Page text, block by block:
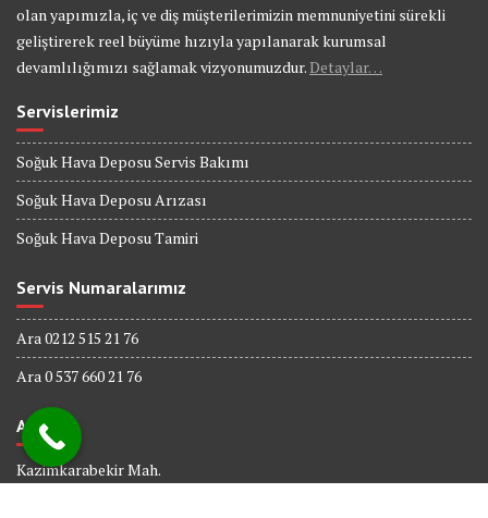
olan yapımızla, iç ve diş müşterilerimizin memnuniyetini sürekli
geliştirerek reel büyüme hızıyla yapılanarak kurumsal
devamlılığımızı sağlamak vizyonumuzdur. Detaylar…
Servislerimiz
Soğuk Hava Deposu Servis Bakımı
Soğuk Hava Deposu Arızası
Soğuk Hava Deposu Tamiri
Servis Numaralarımız
Ara 0212 515 21 76
Ara 0 537 660 21 76
Adres
Kazimkarabekir Mah.